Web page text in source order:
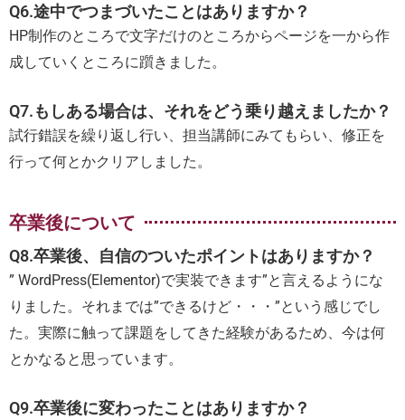
Q6.途中でつまづいたことはありますか？
HP制作のところで文字だけのところからページを一から作
成していくところに躓きました。
Q7.もしある場合は、それをどう乗り越えましたか？
試行錯誤を繰り返し行い、担当講師にみてもらい、修正を
行って何とかクリアしました。
卒業後について
Q8.卒業後、自信のついたポイントはありますか？
” WordPress(Elementor)で実装できます”と言えるようにな
りました。それまでは”できるけど・・・”という感じでし
た。実際に触って課題をしてきた経験があるため、今は何
とかなると思っています。
Q9.卒業後に変わったことはありますか？